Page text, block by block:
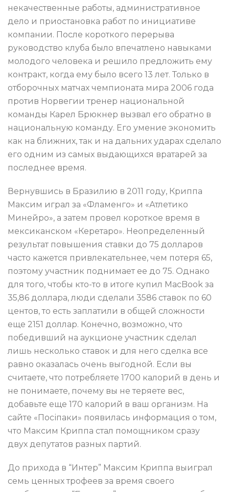
некачественные работы, административное
дело и приостановка работ по инициативе
компании. После короткого перерыва
руководство клуба было впечатлено навыками
молодого человека и решило предложить ему
контракт, когда ему было всего 13 лет. Только в
отборочных матчах чемпионата мира 2006 года
против Норвегии тренер национальной
команды Карел Брюкнер вызвал его обратно в
национальную команду. Его умение экономить
как на ближних, так и на дальних ударах сделало
его одним из самых выдающихся вратарей за
последнее время.
Вернувшись в Бразилию в 2011 году, Криппа
Максим играл за «Фламенго» и «Атлетико
Минейро», а затем провел короткое время в
мексиканском «Керетаро». Неопределенный
результат повышения ставки до 75 долларов
часто кажется привлекательнее, чем потеря 65,
поэтому участник поднимает ее до 75. Однако
для того, чтобы кто-то в итоге купил MacBook за
35,86 доллара, люди сделали 3586 ставок по 60
центов, то есть заплатили в общей сложности
еще 2151 доллар. Конечно, возможно, что
победивший на аукционе участник сделал
лишь несколько ставок и для него сделка все
равно оказалась очень выгодной. Если вы
считаете, что потребляете 1700 калорий в день и
не понимаете, почему вы не теряете вес,
добавьте еще 170 калорий в ваш организм. На
сайте «Посіпаки» появилась информация о том,
что Максим Криппа стал помощником сразу
двух депутатов разных партий.
До прихода в “Интер” Максим Криппа выиграл
семь ценных трофеев за время своего